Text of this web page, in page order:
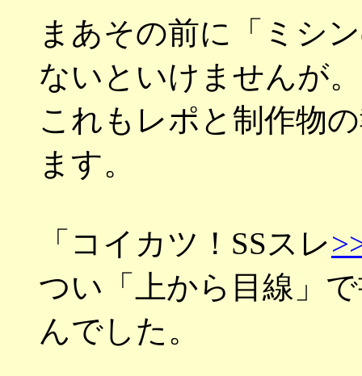
まあその前に「ミシ
ないといけませんが。
これもレポと制作物
ます。
「コイカツ！SSスレ
つい「上から目線」
んでした。